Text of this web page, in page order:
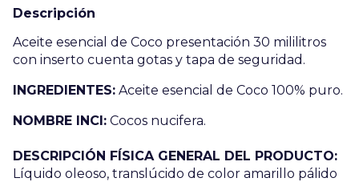
Descripción
Aceite esencial de Coco presentación 30 mililitros
con inserto cuenta gotas y tapa de seguridad.
INGREDIENTES: Aceite esencial de Coco 100% puro.
NOMBRE INCI: Cocos nucifera.
DESCRIPCIÓN FÍSICA GENERAL DEL PRODUCTO:
Líquido oleoso, translúcido de color amarillo pálido